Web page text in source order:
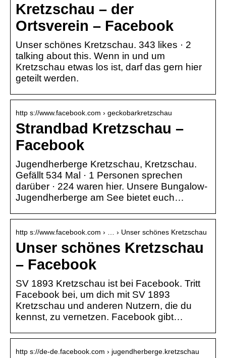
Kretzschau – der
Ortsverein – Facebook
Unser schönes Kretzschau. 343 likes · 2
talking about this. Wenn in und um
Kretzschau etwas los ist, darf das gern hier
geteilt werden.
http s://www.facebook.com › geckobarkretzschau
Strandbad Kretzschau –
Facebook
Jugendherberge Kretzschau, Kretzschau.
Gefällt 534 Mal · 1 Personen sprechen
darüber · 224 waren hier. Unsere Bungalow-
Jugendherberge am See bietet euch…
http s://www.facebook.com › … › Unser schönes Kretzschau
Unser schönes Kretzschau
– Facebook
SV 1893 Kretzschau ist bei Facebook. Tritt
Facebook bei, um dich mit SV 1893
Kretzschau und anderen Nutzern, die du
kennst, zu vernetzen. Facebook gibt…
http s://de-de.facebook.com › jugendherberge.kretzschau